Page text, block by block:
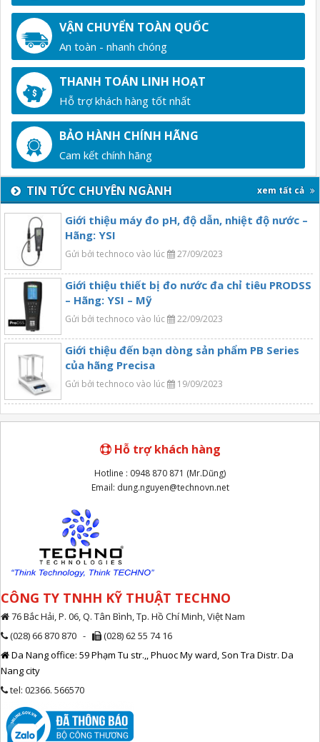
VẬN CHUYỂN TOÀN QUỐC
An toàn - nhanh chóng
THANH TOÁN LINH HOẠT
Hỗ trợ khách hàng tốt nhất
BẢO HÀNH CHÍNH HÃNG
Cam kết chính hãng
TIN TỨC CHUYÊN NGÀNH xem tất cả
Giới thiệu máy đo pH, độ dẫn, nhiệt độ nước –
Hãng: YSI
Gửi bởi technoco vào lúc 27/09/2023
Giới thiệu thiết bị đo nước đa chỉ tiêu PRODSS
– Hãng: YSI – Mỹ
Gửi bởi technoco vào lúc 22/09/2023
Giới thiệu đến bạn dòng sản phẩm PB Series
của hãng Precisa
Gửi bởi technoco vào lúc 19/09/2023
Hỗ trợ khách hàng
Hotline : 0948 870 871 (Mr.Dũng)
Email: dung.nguyen@technovn.net
CÔNG TY TNHH KỸ THUẬT TECHNO
76 Bắc Hải, P. 06, Q. Tân Bình, Tp. Hồ Chí Minh, Việt Nam
(028) 66 870 870 -
(028) 62 55 74 16
Da Nang office: 59 Phạm Tu str.,, Phuoc My ward, Son Tra Distr. Da
Nang city
tel: 02366. 566570